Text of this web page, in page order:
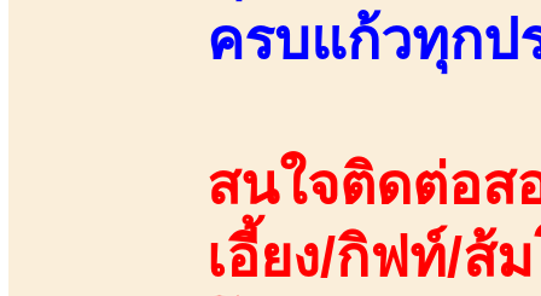
ครบแก้วทุกป
สนใจติดต่อส
เอี้ยง/กิฟท์/ส้